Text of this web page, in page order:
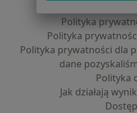
Polityka
Polityka
Polityka prywatności dla
dane
Polityka
Jak działają